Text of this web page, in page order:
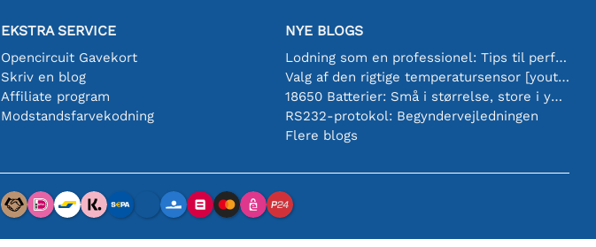
EKSTRA SERVICE
Opencircuit Gavekort
Skriv en blog
Affiliate program
Modstandsfarvekodning
NYE BLOGS
Lodning som en professionel: Tips til perfekte elektroniske forbindelser
Valg af den rigtige temperatursensor [youtube]
18650 Batterier: Små i størrelse, store i ydeevne
RS232-protokol: Begyndervejledningen
Flere blogs